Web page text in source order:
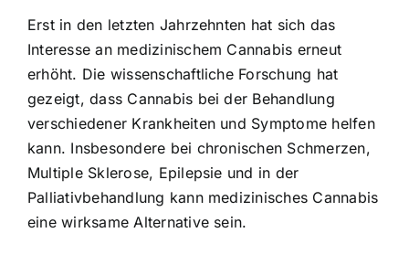
Erst in den letzten Jahrzehnten hat sich das
Interesse an medizinischem Cannabis erneut
erhöht. Die wissenschaftliche Forschung hat
gezeigt, dass Cannabis bei der Behandlung
verschiedener Krankheiten und Symptome helfen
kann. Insbesondere bei chronischen Schmerzen,
Multiple Sklerose, Epilepsie und in der
Palliativbehandlung kann medizinisches Cannabis
eine wirksame Alternative sein.